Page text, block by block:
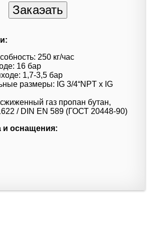
250 кг/час
16 бар
1,7-3,5 бар
размеры: IG 3/4“NPT x IG
газ пропан бутан,
/ DIN EN 589 (ГОСТ 20448-90)
и оснащения: